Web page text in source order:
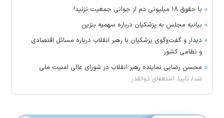
با حقوق ۱۸ میلیونی دم از جوانی جمعیت نزنید!
بیانیه مجلس به پزشکیان درباره سهمیه بنزین
دیدار و گفت‌وگوی پزشکیان با رهبر انقلاب درباره مسائل اقتصادی
و نظامی کشور
محسن رضایی نماینده رهبر انقلاب در شورای عالی امنیت ملی
شد/ تایید استعفای ذوالقدر